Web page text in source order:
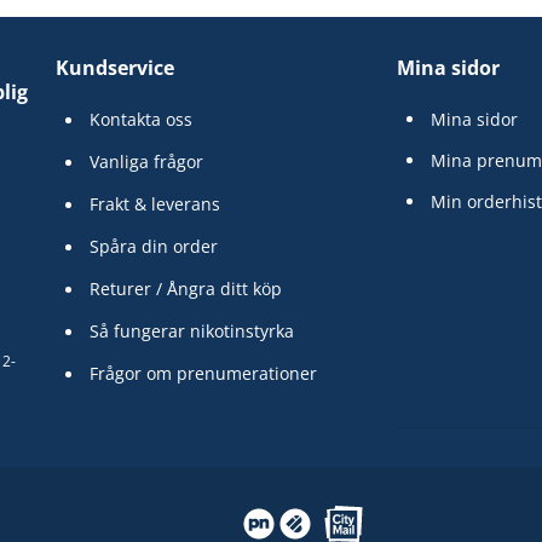
Kundservice
Kontakta oss
Vanliga frågor
Frakt & leverans
Spåra din order
Returer / Ångra ditt köp
Så fungerar nikotinstyrka
Frågor om prenumerationer
Mina sidor
Mina sidor
Mina
Min